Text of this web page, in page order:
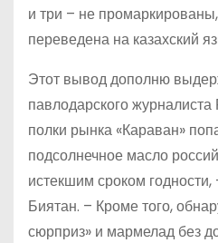
и три – не
переведена на казахский
Этот вывод дополню
павлодарского
полки рынка «Караван»
подсолнечное масло
истекшим сроком
Биятан. – Кроме того,
сюрприз» и мармелад без